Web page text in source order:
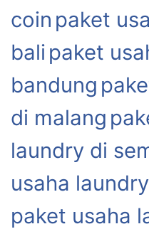
coin paket
bali paket
bandung
di malang
laundry di
usaha
paket usaha